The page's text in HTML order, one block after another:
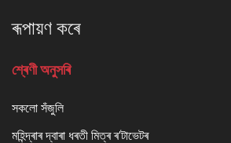
ৰূপায়ণ কৰে
শ্ৰেণী অনুসৰি
সকলো সঁজুলি
মহিন্দ্ৰাৰ দ্বাৰা ধৰতী মিত্ৰ ৰ'টাভেটৰ